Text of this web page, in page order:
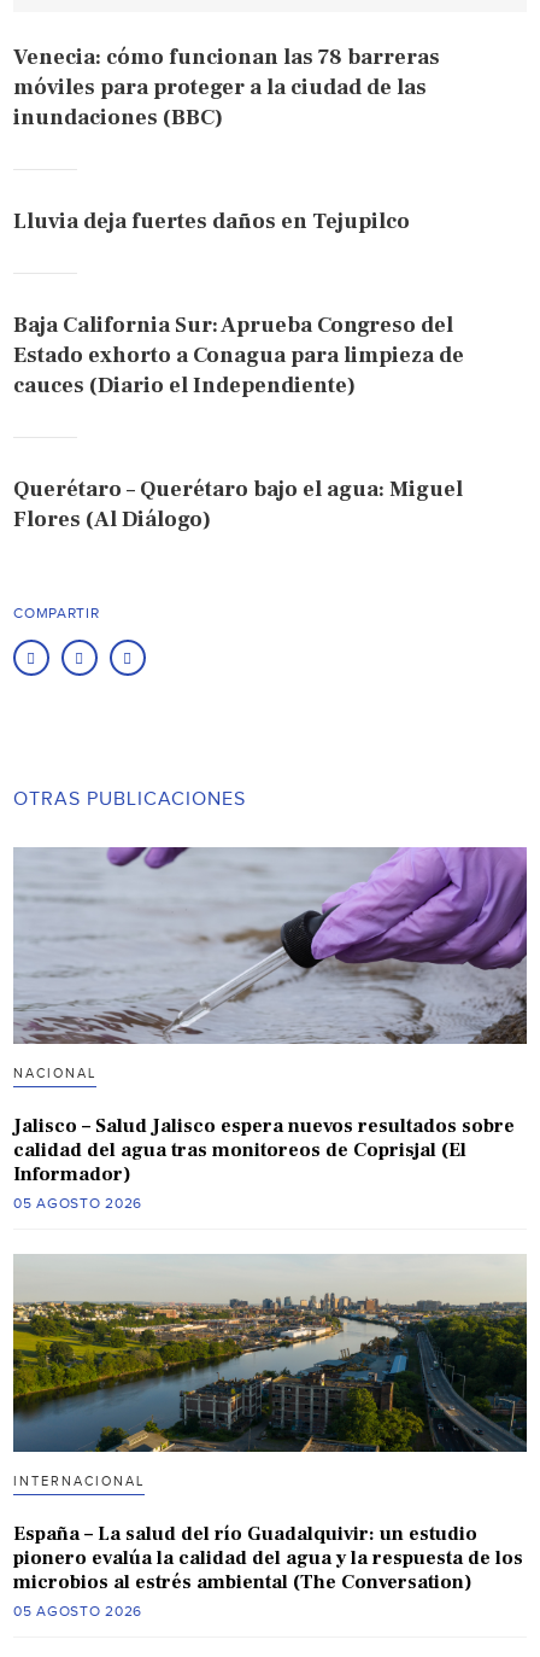
Venecia: cómo funcionan las 78 barreras
móviles para proteger a la ciudad de las
inundaciones (BBC)
Lluvia deja fuertes daños en Tejupilco
Baja California Sur: Aprueba Congreso del
Estado exhorto a Conagua para limpieza de
cauces (Diario el Independiente)
Querétaro – Querétaro bajo el agua: Miguel
Flores (Al Diálogo)
COMPARTIR
OTRAS PUBLICACIONES
NACIONAL
Jalisco – Salud Jalisco espera nuevos resultados sobre
calidad del agua tras monitoreos de Coprisjal (El
Informador)
05 AGOSTO 2026
INTERNACIONAL
España – La salud del río Guadalquivir: un estudio
pionero evalúa la calidad del agua y la respuesta de los
microbios al estrés ambiental (The Conversation)
05 AGOSTO 2026